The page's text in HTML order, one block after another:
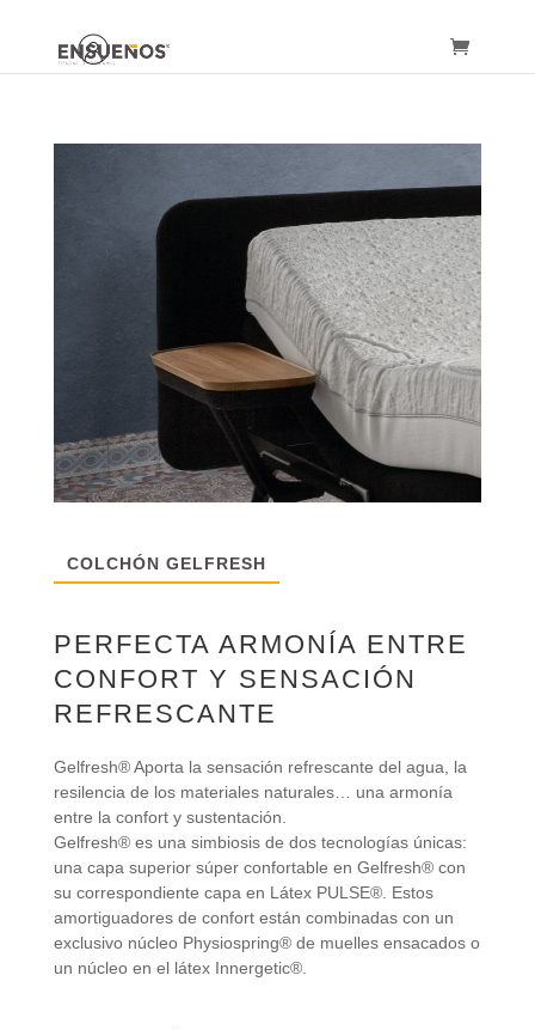
COLCHÓN GELFRESH
PERFECTA ARMONÍA ENTRE
CONFORT Y SENSACIÓN
REFRESCANTE
Gelfresh® Aporta la sensación refrescante del agua, la
resilencia de los materiales naturales… una armonía
entre la confort y sustentación.
Gelfresh® es una simbiosis de dos tecnologías únicas:
una capa superior súper confortable en Gelfresh® con
su correspondiente capa en Látex PULSE®. Estos
amortiguadores de confort están combinadas con un
exclusivo núcleo Physiospring® de muelles ensacados o
un núcleo en el látex Innergetic®.